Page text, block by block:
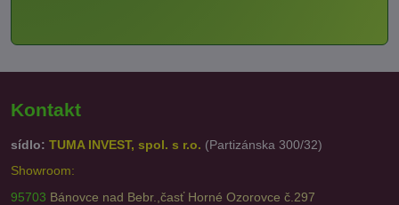
Kontakt
sídlo: TUMA INVEST, spol. s r.o. (Partizánska 300/32)
Showroom:
95703 Bánovce nad Bebr.,časť Horné Ozorovce č.297